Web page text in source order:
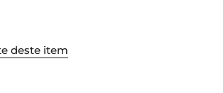
deste item